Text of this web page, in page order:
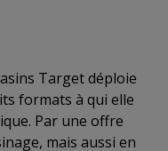
Target déploie
formats à qui elle
Par une offre
mais aussi en